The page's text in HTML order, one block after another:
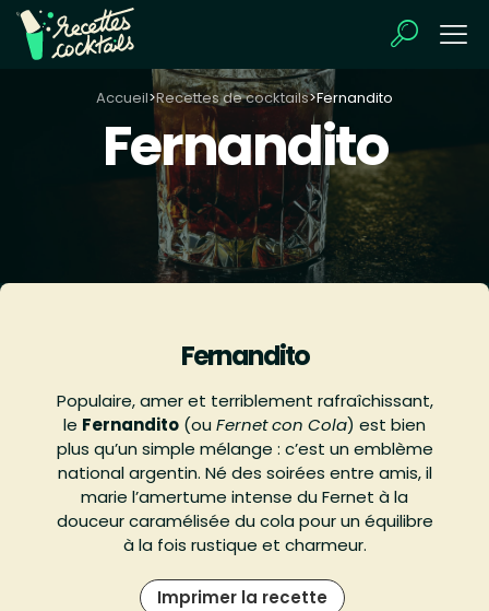
Accueil>Recettes de cocktails>Fernandito
Fernandito
Fernandito
Populaire, amer et terriblement rafraîchissant,
le Fernandito (ou Fernet con Cola) est bien
plus qu’un simple mélange : c’est un emblème
national argentin. Né des soirées entre amis, il
marie l’amertume intense du Fernet à la
douceur caramélisée du cola pour un équilibre
à la fois rustique et charmeur.
Imprimer la recette